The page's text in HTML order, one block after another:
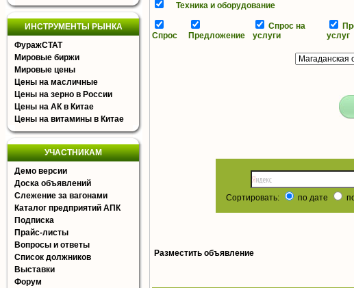
ИНСТРУМЕНТЫ РЫНКА
ФуражСТАТ
Мировые биржи
Мировые цены
Цены на масличные
Цены на зерно в России
Цены на АК в Китае
Цены на витамины в Китае
УЧАСТНИКАМ
Демо версии
Доска объявлений
Слежение за вагонами
Каталог предприятий АПК
Подписка
Прайс-листы
Вопросы и ответы
Список должников
Выставки
Форум
Техника и оборудование
Спрос Предложение
Спрос на
услуги
услуг
Сортировать: по дате
Разместить объявление